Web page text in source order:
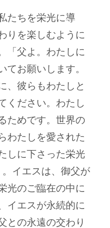
たちを栄光に導
りを楽しむように
「父よ。わたしに
てお願いします。
、彼らもわたしと
ください。わたし
ためです。世界の
わたしを愛された
しに下さった栄光
イエスは、御父が
光のご臨在の中に
イエスが永続的に
との永遠の交わり